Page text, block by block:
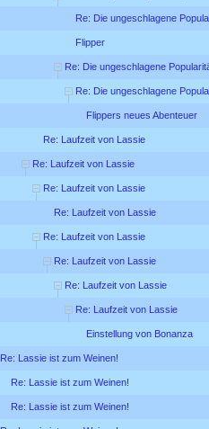
Re: Die ungeschlagene
Flipper
Re: Die ungeschlagene
Re: Die ungeschlagene
Flippers neues Abenteuer
Re: Laufzeit von Lassie
Re: Laufzeit von Lassie
Re: Laufzeit von Lassie
Re: Laufzeit von Lassie
Re: Laufzeit von Lassie
Re: Laufzeit von Lassie
Re: Laufzeit von Lassie
Re: Laufzeit von Lassie
Einstellung von Bonanza
Re: Lassie ist zum Weinen!
Re: Lassie ist zum Weinen!
Re: Lassie ist zum Weinen!